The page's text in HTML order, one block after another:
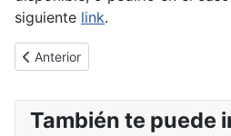
siguiente link.
Artículo anterior: Microsoft
Anterior
También te puede